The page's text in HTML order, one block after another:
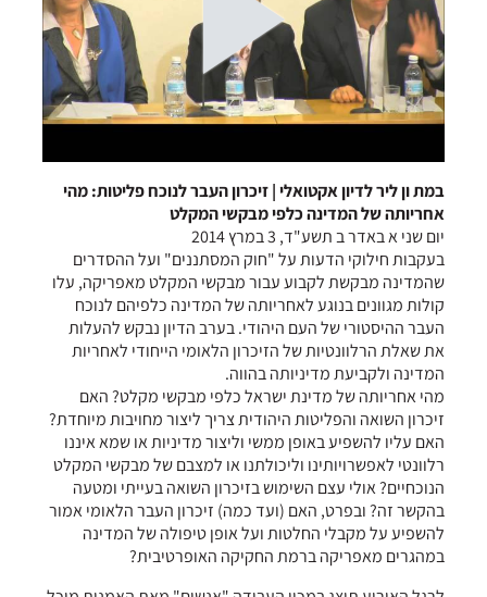
במת ון ליר לדיון אקטואלי | זיכרון העבר לנוכח פליטות: מהי
אחריותה של המדינה כלפי מבקשי המקלט
יום שני א באדר ב תשע"ד, 3 במרץ 2014
בעקבות חילוקי הדעות על "חוק המסתננים" ועל ההסדרים
שהמדינה מבקשת לקבוע עבור מבקשי המקלט מאפריקה, עלו
קולות מגוונים בנוגע לאחריותה של המדינה כלפיהם לנוכח
העבר ההיסטורי של העם היהודי. בערב הדיון נבקש להעלות
את שאלת הרלוונטיות של הזיכרון הלאומי הייחודי לאחריות
המדינה ולקביעת מדיניותה בהווה.
מהי אחריותה של מדינת ישראל כלפי מבקשי מקלט? האם
זיכרון השואה והפליטות היהודית צריך ליצור מחויבות מיוחדת?
האם עליו להשפיע באופן ממשי וליצור מדיניות או שמא איננו
רלוונטי לאפשרויותינו וליכולתנו או למצבם של מבקשי המקלט
הנוכחיים? אולי עצם השימוש בזיכרון השואה בעייתי ומטעה
בהקשר זה? ובפרט, האם (ועד כמה) זיכרון העבר הלאומי אמור
להשפיע על מקבלי החלטות ועל אופן טיפולה של המדינה
במהגרים מאפריקה ברמת החקיקה האופרטיבית?